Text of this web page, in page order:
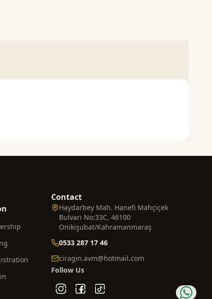
Contact
Haydarbey Mah. Hanefi Mahçiçek
Bulvarı No:33C, 46100
Onikişubat/Kahramanmaraş
0533 287 17 46
ciragin.avm@hotmail.com
Follow Us